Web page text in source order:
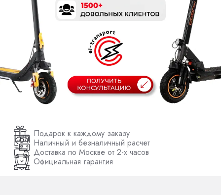
Подарок к каждому заказу
Наличный и безналичный расчет
Доставка по Москве от 2-х часов
Официальная гарантия